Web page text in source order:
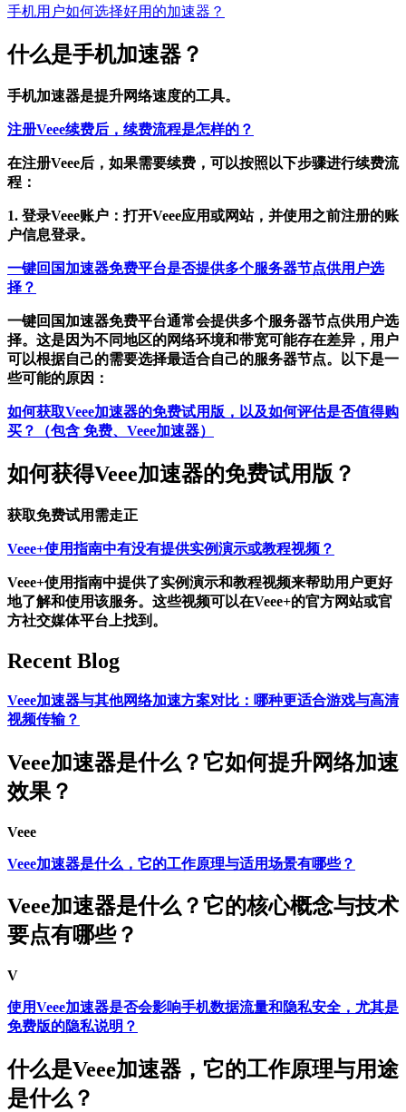
手机用户如何选择好用的加速器？
什么是手机加速器？
手机加速器是提升网络速度的工具。
注册Veee续费后，续费流程是怎样的？
在注册Veee后，如果需要续费，可以按照以下步骤进行续费流
程：
1. 登录Veee账户：打开Veee应用或网站，并使用之前注册的账
户信息登录。
一键回国加速器免费平台是否提供多个服务器节点供用户选
择？
一键回国加速器免费平台通常会提供多个服务器节点供用户选
择。这是因为不同地区的网络环境和带宽可能存在差异，用户
可以根据自己的需要选择最适合自己的服务器节点。以下是一
些可能的原因：
如何获取Veee加速器的免费试用版，以及如何评估是否值得购
买？（包含 免费、Veee加速器）
如何获得Veee加速器的免费试用版？
获取免费试用需走正
Veee+使用指南中有没有提供实例演示或教程视频？
Veee+使用指南中提供了实例演示和教程视频来帮助用户更好
地了解和使用该服务。这些视频可以在Veee+的官方网站或官
方社交媒体平台上找到。
Recent Blog
Veee加速器与其他网络加速方案对比：哪种更适合游戏与高清
视频传输？
Veee加速器是什么？它如何提升网络加速
效果？
Veee
Veee加速器是什么，它的工作原理与适用场景有哪些？
Veee加速器是什么？它的核心概念与技术
要点有哪些？
V
使用Veee加速器是否会影响手机数据流量和隐私安全，尤其是
免费版的隐私说明？
什么是Veee加速器，它的工作原理与用途
是什么？